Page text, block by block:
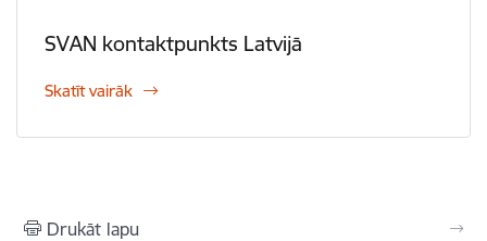
SVAN kontaktpunkts Latvijā
Skatīt vairāk
Drukāt lapu